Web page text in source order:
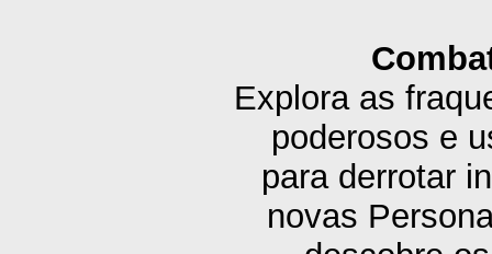
Explora as
poderosos e
para derrotar
novas